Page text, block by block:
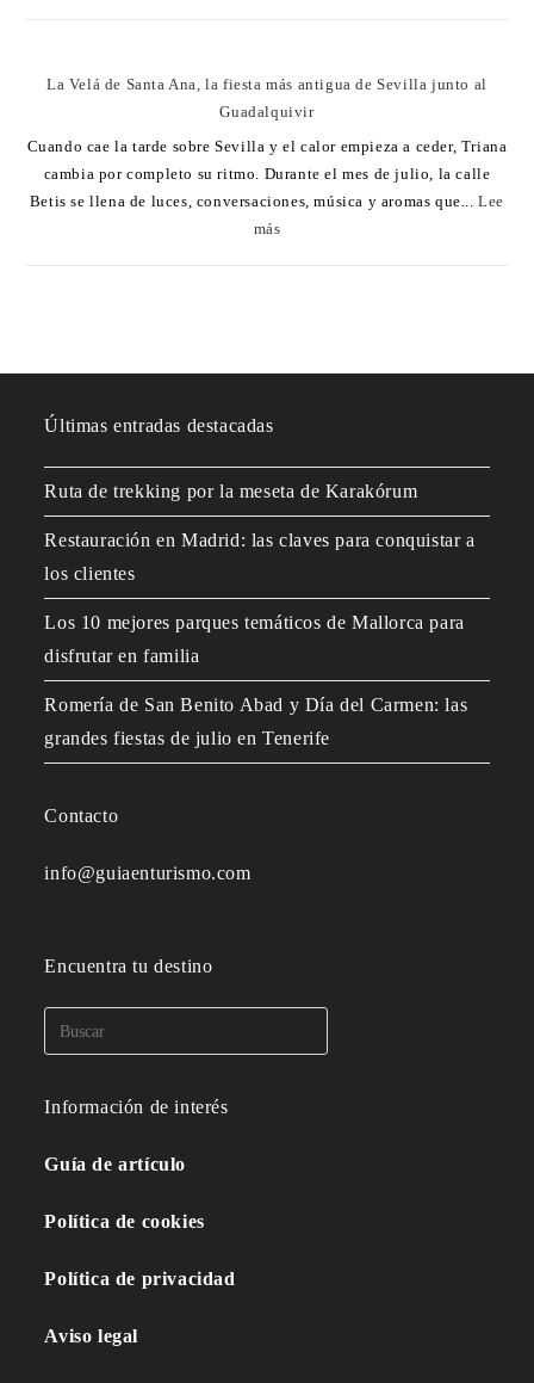
La Velá de Santa Ana, la fiesta más antigua de Sevilla junto al
Guadalquivir
Cuando cae la tarde sobre Sevilla y el calor empieza a ceder, Triana
cambia por completo su ritmo. Durante el mes de julio, la calle
Betis se llena de luces, conversaciones, música y aromas que...Lee
más
Últimas entradas destacadas
Ruta de trekking por la meseta de Karakórum
Restauración en Madrid: las claves para conquistar a
los clientes
Los 10 mejores parques temáticos de Mallorca para
disfrutar en familia
Romería de San Benito Abad y Día del Carmen: las
grandes fiestas de julio en Tenerife
Contacto
info@guiaenturismo.com
Encuentra tu destino
Información de interés
Guía de artículo
Política de cookies
Política de privacidad
Aviso legal